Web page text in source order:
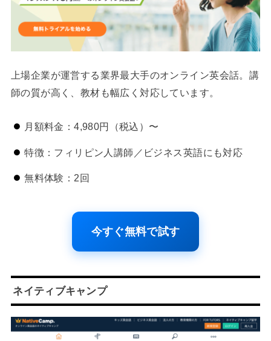
上場企業が運営する業界最大手のオンライン英会話。講
師の質が高く、教材も幅広く対応しています。
月額料金：4,980円（税込）〜
特徴：フィリピン人講師／ビジネス英語にも対応
無料体験：2回
今すぐ無料で試す
ネイティブキャンプ